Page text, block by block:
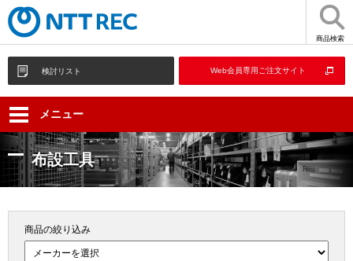
商品検索
検討リスト Web会員専用ご注文サイト
メニュー
布設工具
商品の絞り込み